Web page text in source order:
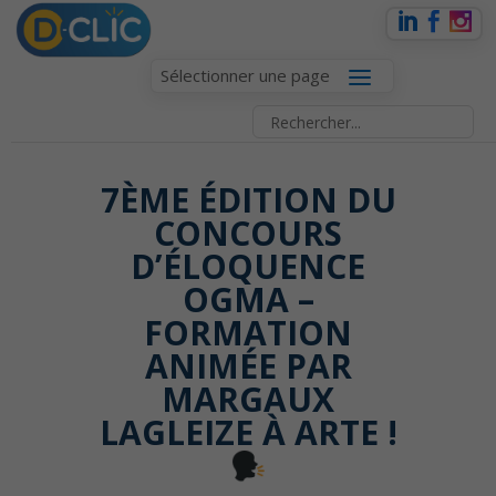
Sélectionner une page
7ÈME ÉDITION DU
CONCOURS
D’ÉLOQUENCE
OGMA –
FORMATION
ANIMÉE PAR
MARGAUX
LAGLEIZE À ARTE !